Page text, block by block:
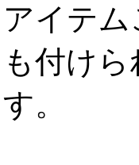
アイテ
も付け
す。